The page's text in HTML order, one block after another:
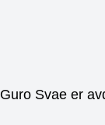
Guro Svae er